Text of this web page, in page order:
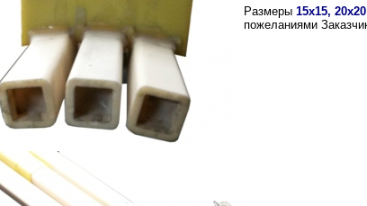
Размеры 15х15, 20х20
пожеланиями